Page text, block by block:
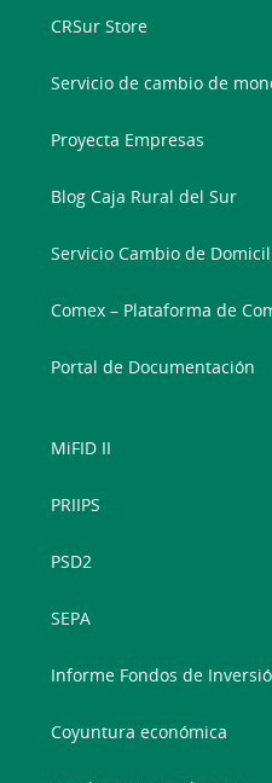
CRSur Store
Servicio de cambio de
Proyecta Empresas
Blog Caja Rural del Sur
Servicio Cambio de
Comex – Plataforma de
Portal de Documentación
MiFID II
PRIIPS
PSD2
SEPA
Informe Fondos de
Coyuntura económica